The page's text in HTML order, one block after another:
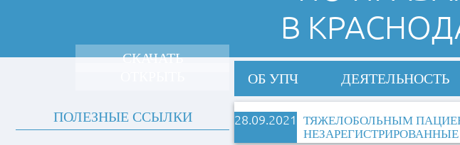
В
ОБ УПЧ ДЕЯТЕЛЬНОСТЬ
28.09.2021
ТЯЖЕЛОБОЛЬНЫМ
СКАЧАТЬ
ПОЛЕЗНЫЕ ССЫЛКИ